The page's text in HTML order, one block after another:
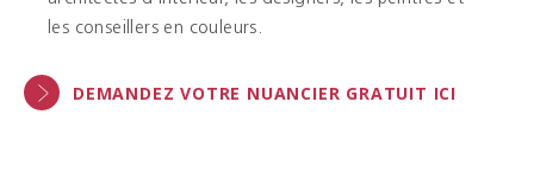
les conseillers en couleurs.
DEMANDEZ VOTRE NUANCIER GRATUIT ICI